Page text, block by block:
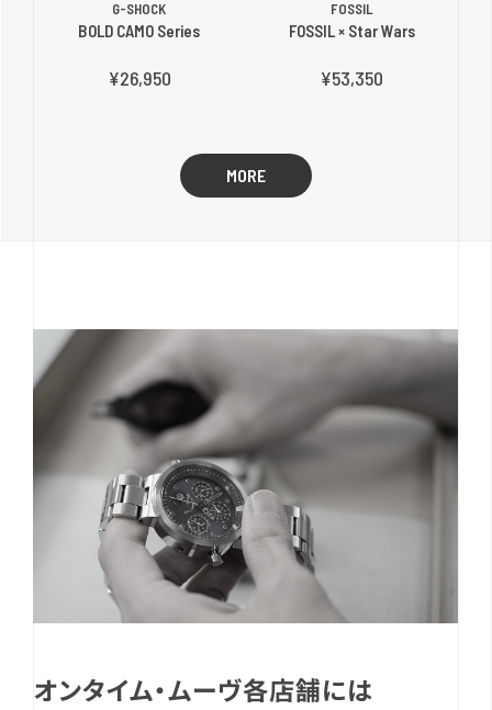
G-SHOCK
BOLD CAMO Series
¥26,950
FOSSIL
FOSSIL × Star Wars
¥53,350
MORE
オンタイム・ムーヴ各店舗には